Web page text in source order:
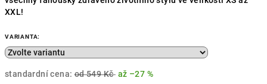
XXL!
VARIANTA:
standardní cena: od 549 Kč až –27 %